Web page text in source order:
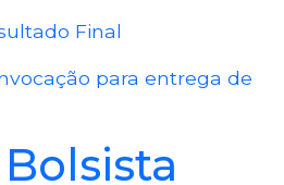
Final
para entrega de